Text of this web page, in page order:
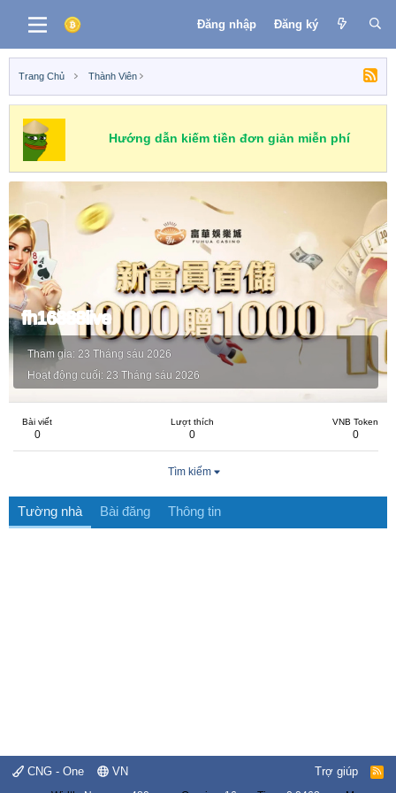
Đăng nhập Đăng ký
Trang Chủ Thành Viên
Hướng dẫn kiếm tiền đơn giản miễn phí
fh16888live
Tham gia 23 Tháng sáu 2026
Hoạt động cuối 23 Tháng sáu 2026
Bài viết
0
Lượt thích
0
VNB Token
0
Tìm kiếm
Tường nhà Bài đăng Thông tin
CNG - One VN Trợ giúp
R